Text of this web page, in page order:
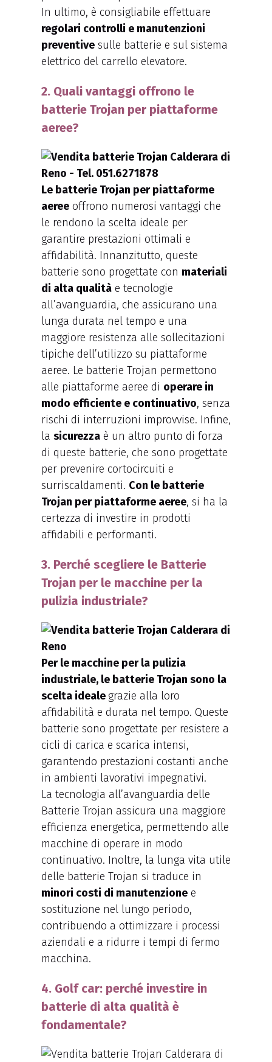
In ultimo, è consigliabile effettuare
regolari controlli e manutenzioni
preventive sulle batterie e sul sistema
elettrico del carrello elevatore.
2. Quali vantaggi offrono le
batterie Trojan per piattaforme
aeree?
Le batterie Trojan per piattaforme
aeree offrono numerosi vantaggi che
le rendono la scelta ideale per
garantire prestazioni ottimali e
affidabilità. Innanzitutto, queste
batterie sono progettate con materiali
di alta qualità e tecnologie
all’avanguardia, che assicurano una
lunga durata nel tempo e una
maggiore resistenza alle sollecitazioni
tipiche dell’utilizzo su piattaforme
aeree. Le batterie Trojan permettono
alle piattaforme aeree di operare in
modo efficiente e continuativo, senza
rischi di interruzioni improvvise. Infine,
la sicurezza è un altro punto di forza
di queste batterie, che sono progettate
per prevenire cortocircuiti e
surriscaldamenti. Con le batterie
Trojan per piattaforme aeree, si ha la
certezza di investire in prodotti
affidabili e performanti.
3. Perché scegliere le Batterie
Trojan per le macchine per la
pulizia industriale?
Per le macchine per la pulizia
industriale, le batterie Trojan sono la
scelta idealegrazie alla loro
affidabilità e durata nel tempo. Queste
batterie sono progettate per resistere a
cicli di carica e scarica intensi,
garantendo prestazioni costanti anche
in ambienti lavorativi impegnativi.
La tecnologia all’avanguardia delle
Batterie Trojan assicura una maggiore
efficienza energetica, permettendo alle
macchine di operare in modo
continuativo. Inoltre, la lunga vita utile
delle batterie Trojan si traduce in
minori costi di manutenzione e
sostituzione nel lungo periodo,
contribuendo a ottimizzare i processi
aziendali e a ridurre i tempi di fermo
macchina.
4. Golf car: perché investire in
batterie di alta qualità è
fondamentale?